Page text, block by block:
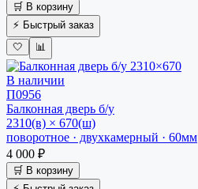
🛒 В корзину
⚡ Быстрый заказ
🤍
📊
В наличии
П0956
Балконная дверь б/у
2310(в) × 670(ш)
поворотное · двухкамерный · 60мм
4 000 ₽
🛒 В корзину